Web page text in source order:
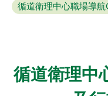
循道衛理中